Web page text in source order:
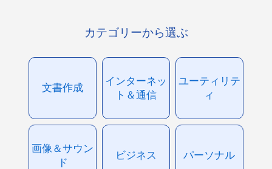
カテゴリーから選ぶ
文書作成
インターネッ
ト＆通信
ユーティリテ
ィ
画像＆サウン
ド
ビジネス パーソナル